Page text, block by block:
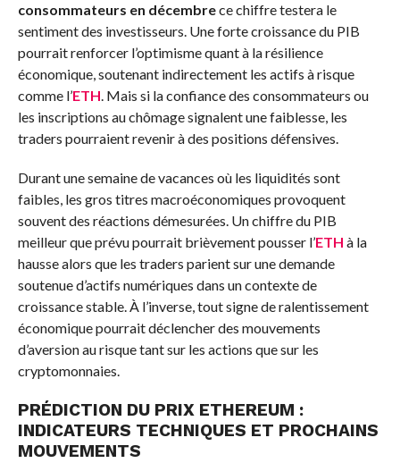
consommateurs en décembrece chiffre testera le
sentiment des investisseurs. Une forte croissance du PIB
pourrait renforcer l’optimisme quant à la résilience
économique, soutenant indirectement les actifs à risque
comme l’ETH. Mais si la confiance des consommateurs ou
les inscriptions au chômage signalent une faiblesse, les
traders pourraient revenir à des positions défensives.
Durant une semaine de vacances où les liquidités sont
faibles, les gros titres macroéconomiques provoquent
souvent des réactions démesurées. Un chiffre du PIB
meilleur que prévu pourrait brièvement pousser l’ETH à la
hausse alors que les traders parient sur une demande
soutenue d’actifs numériques dans un contexte de
croissance stable. À l’inverse, tout signe de ralentissement
économique pourrait déclencher des mouvements
d’aversion au risque tant sur les actions que sur les
cryptomonnaies.
PRÉDICTION DU PRIX ETHEREUM :
INDICATEURS TECHNIQUES ET PROCHAINS
MOUVEMENTS